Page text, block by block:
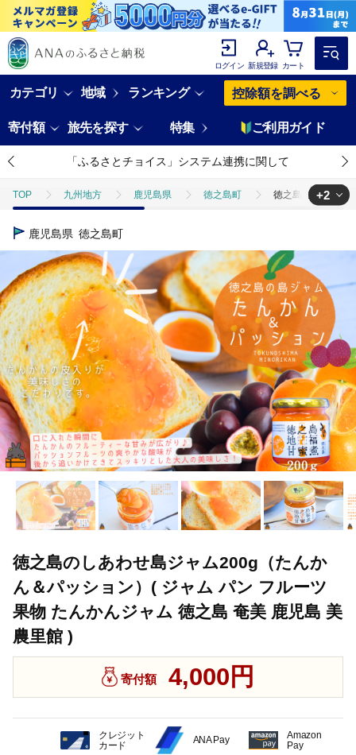
ログイン 新規登録 カート
カテゴリ 地域 ランキング 控除額を調べる
寄付額 旅先を探す 特集 ご利用ガイド
「ふるさとチョイス」システム連携に関して
TOP 九州地方 鹿児島県 徳之島町 徳之島のしあわせ
TOP
加工食品 缶詰・瓶詰 ジャム 徳之島のしあわせ
+2
鹿児島県 徳之島町
徳之島のしあわせ島ジャム200g（たんか
ん＆パッション）( ジャム パン フルーツ
果物 たんかんジャム 徳之島 奄美 鹿児島 美
農里館 )
寄付額 4,000円
クレジット
カード
ANA Pay
Amazon
Pay